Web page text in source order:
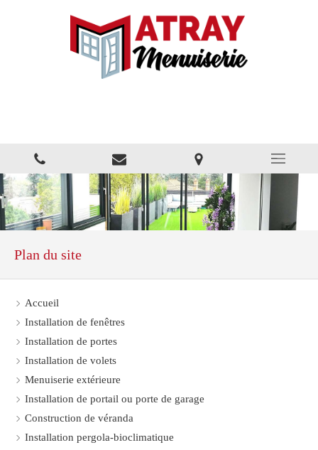
Plan du site
Accueil
Installation de fenêtres
Installation de portes
Installation de volets
Menuiserie extérieure
Installation de portail ou porte de garage
Construction de véranda
Installation pergola-bioclimatique